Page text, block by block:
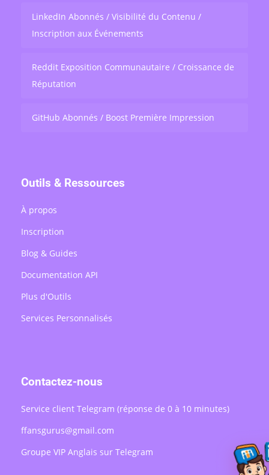
LinkedIn Abonnés / Visibilité du Contenu /
Inscription aux Événements
Reddit Exposition Communautaire / Croissance de
Réputation
GitHub Abonnés / Boost Première Impression
Outils & Ressources
À propos
Inscription
Blog & Guides
Documentation API
Plus d'Outils
Services Personnalisés
Contactez-nous
Service client Telegram (réponse de 0 à 10 minutes)
ffansgurus@gmail.com
Groupe VIP Anglais sur Telegram